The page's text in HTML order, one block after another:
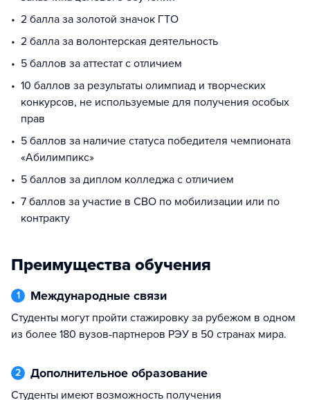
2 балла за золотой значок ГТО
2 балла за волонтерская деятельность
5 баллов за аттестат с отличием
10 баллов за результаты олимпиад и творческих
конкурсов, не используемые для получения особых
прав
5 баллов за наличие статуса победителя чемпионата
«Абилимпикс»
5 баллов за диплом колледжа с отличием
7 баллов за участие в СВО по мобилизации или по
контракту
Преимущества обучения
1 Международные связи
Студенты могут пройти стажировку за рубежом в одном
из более 180 вузов-партнеров РЭУ в 50 странах мира.
2 Дополнительное образование
Студенты имеют возможность получения